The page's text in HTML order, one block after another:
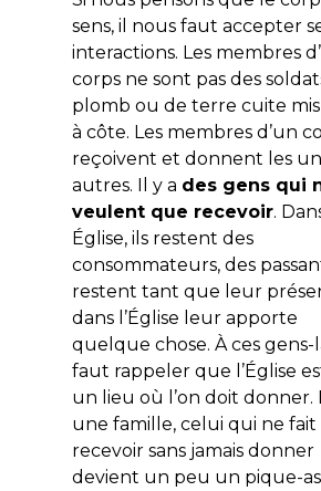
sens, il nous faut accepter
interactions. Les membres
corps ne sont pas des
plomb ou de terre cuite
à côte. Les membres d’un
reçoivent et donnent les
autres. Il y a des gens qui
veulent que recevoir.
Église, ils restent des
consommateurs, des
restent tant que leur
dans l’Église leur apporte
quelque chose. À ces gens-
faut rappeler que l’Église
un lieu où l’on doit donner.
une famille, celui qui ne
recevoir sans jamais donner
devient un peu un pique-